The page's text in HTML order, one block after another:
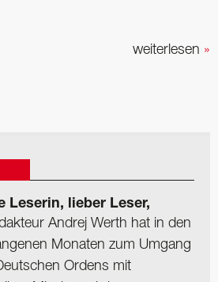
weiterlesen »
Leserin, lieber Leser,
Andrej Werth hat in den
Monaten zum Umgang
Ordens mit